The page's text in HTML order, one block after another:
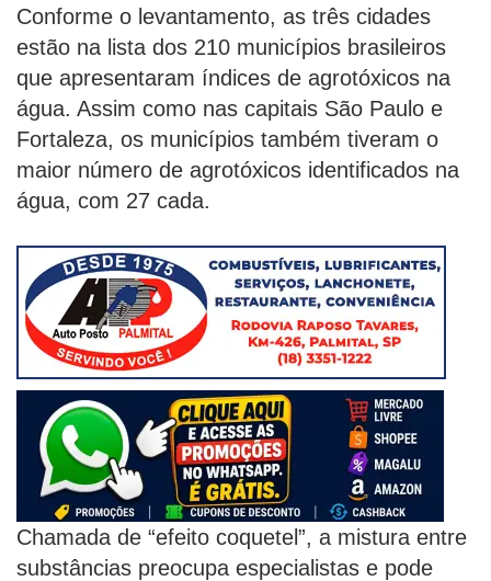
Conforme o levantamento, as três cidades
estão na lista dos 210 municípios brasileiros
que apresentaram índices de agrotóxicos na
água. Assim como nas capitais São Paulo e
Fortaleza, os municípios também tiveram o
maior número de agrotóxicos identificados na
água, com 27 cada.
Chamada de “efeito coquetel”, a mistura entre
substâncias preocupa especialistas e pode